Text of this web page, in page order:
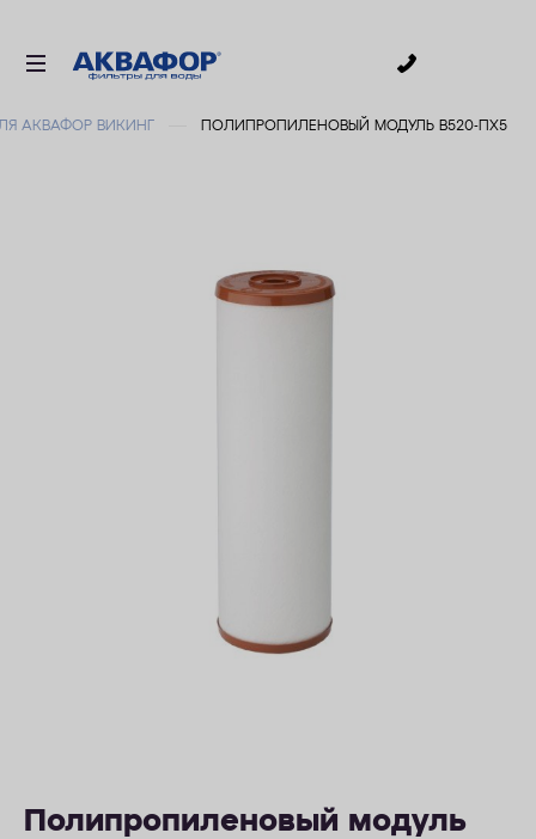
АКВАФОР ВИКИНГ ПОЛИПРОПИЛЕНОВЫЙ МОДУЛЬ В520-ПХ5
Полипропиленовый модуль